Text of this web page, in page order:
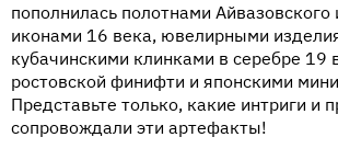
пополнилась полотнами Айвазовского
иконами 16 века, ювелирными
кубачинскими клинками в серебре 19
ростовской финифти и японскими
Представьте только, какие интриги и
сопровождали эти артефакты!